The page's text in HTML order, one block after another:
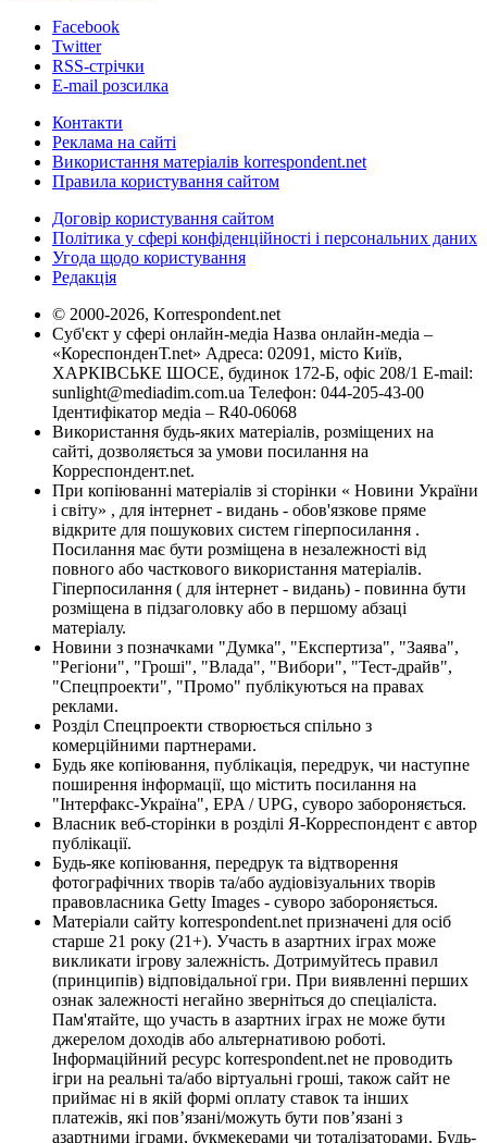
Facebook
Twitter
RSS-стрічки
E-mail розсилка
Контакти
Реклама на сайті
Використання матеріалів korrespondent.net
Правила користування сайтом
Договір користування сайтом
Політика у сфері конфіденційності і персональних даних
Угода щодо користування
Редакція
© 2000-2026, Korrespondent.net
Суб'єкт у сфері онлайн-медіа Назва онлайн-медіа –
«КореспонденТ.net» Адреса: 02091, місто Київ,
ХАРКІВСЬКЕ ШОСЕ, будинок 172-Б, офіс 208/1 E-mail:
sunlight@mediadim.com.ua Телефон: 044-205-43-00
Ідентифікатор медіа – R40-06068
Використання будь-яких матеріалів, розміщених на
сайті, дозволяється за умови посилання на
Корреспондент.net.
При копіюванні матеріалів зі сторінки « Новини України
і світу» , для інтернет - видань - обов'язкове пряме
відкрите для пошукових систем гіперпосилання .
Посилання має бути розміщена в незалежності від
повного або часткового використання матеріалів.
Гіперпосилання ( для інтернет - видань) - повинна бути
розміщена в підзаголовку або в першому абзаці
матеріалу.
Новини з позначками "Думка", "Експертиза", "Заява",
"Регіони", "Гроші", "Влада", "Вибори", "Тест-драйв",
"Спецпроекти", "Промо" публікуються на правах
реклами.
Розділ Спецпроекти створюється спільно з
комерційними партнерами.
Будь яке копіювання, публікація, передрук, чи наступне
поширення інформації, що містить посилання на
"Інтерфакс-Україна", EPA / UPG, суворо забороняється.
Власник веб-сторінки в розділі Я-Корреспондент є автор
публікації.
Будь-яке копіювання, передрук та відтворення
фотографічних творів та/або аудіовізуальних творів
правовласника Getty Images - суворо забороняється.
Матеріали сайту korrespondent.net призначені для осіб
старше 21 року (21+). Участь в азартних іграх може
викликати ігрову залежність. Дотримуйтесь правил
(принципів) відповідальної гри. При виявленні перших
ознак залежності негайно зверніться до спеціаліста.
Пам'ятайте, що участь в азартних іграх не може бути
джерелом доходів або альтернативою роботі.
Інформаційний ресурс korrespondent.net не проводить
ігри на реальні та/або віртуальні гроші, також сайт не
приймає ні в якій формі оплату ставок та інших
платежів, які пов’язані/можуть бути пов’язані з
азартними іграми, букмекерами чи тоталізаторами. Будь-